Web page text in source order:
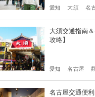
愛知 大須 名
大須交通指南
攻略】
愛知 名古屋
名古屋交通便